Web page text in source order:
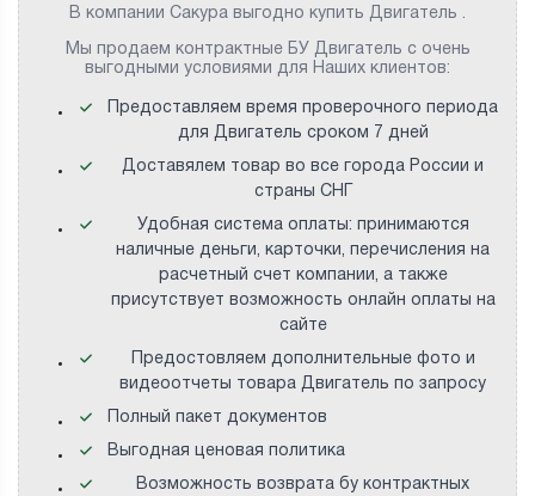
В компании Сакура выгодно купить Двигатель .
Мы продаем контрактные БУ Двигатель с очень
выгодными условиями для Наших клиентов:
Предоставляем время проверочного периода
для Двигатель сроком 7 дней
Доставялем товар во все города России и
страны СНГ
Удобная система оплаты: принимаются
наличные деньги, карточки, перечисления на
расчетный счет компании, а также
присутствует возможность онлайн оплаты на
сайте
Предостовляем дополнительные фото и
видеоотчеты товара Двигатель по запросу
Полный пакет документов
Выгодная ценовая политика
Возможность возврата бу контрактных